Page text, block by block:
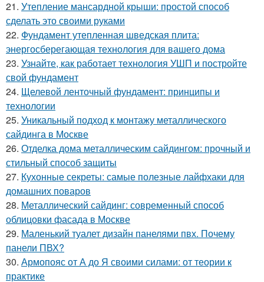
21. Утепление мансардной крыши: простой способ
сделать это своими руками
22. Фундамент утепленная шведская плита:
энергосберегающая технология для вашего дома
23. Узнайте, как работает технология УШП и постройте
свой фундамент
24. Щелевой ленточный фундамент: принципы и
технологии
25. Уникальный подход к монтажу металлического
сайдинга в Москве
26. Отделка дома металлическим сайдингом: прочный и
стильный способ защиты
27. Кухонные секреты: самые полезные лайфхаки для
домашних поваров
28. Металлический сайдинг: современный способ
облицовки фасада в Москве
29. Маленький туалет дизайн панелями пвх. Почему
панели ПВХ?
30. Армопояс от А до Я своими силами: от теории к
практике